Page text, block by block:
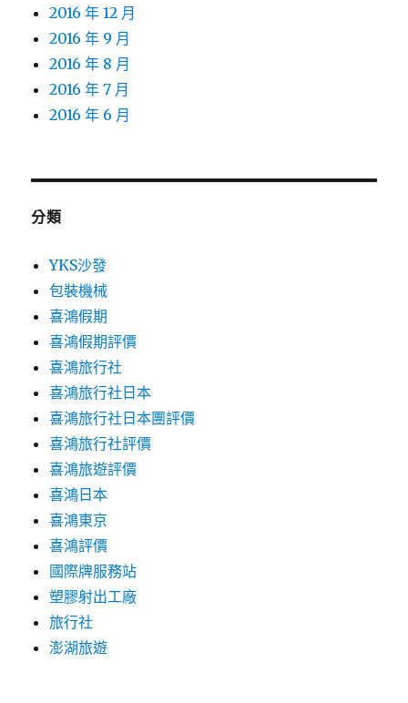
2016 年 12 月
2016 年 9 月
2016 年 8 月
2016 年 7 月
2016 年 6 月
分類
YKS沙發
包裝機械
喜鴻假期
喜鴻假期評價
喜鴻旅行社
喜鴻旅行社日本
喜鴻旅行社日本團評價
喜鴻旅行社評價
喜鴻旅遊評價
喜鴻日本
喜鴻東京
喜鴻評價
國際牌服務站
塑膠射出工廠
旅行社
澎湖旅遊